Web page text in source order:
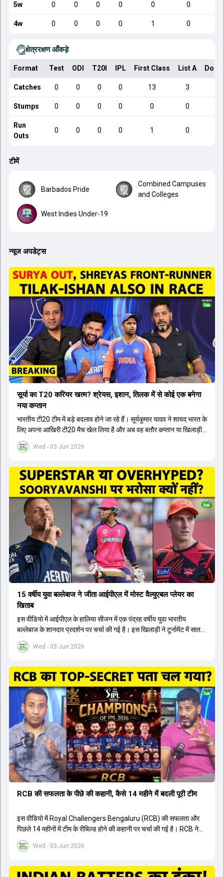
5w 0 0 0 0 0 0
4w 0 0 0 0 1 0
क्षेत्ररक्षण आँकड़े
Format Test ODI T20I IPL First Class List A
Catches 0 0 0 0 13 3
Stumps 0 0 0 0 0 0
Run
Outs
0 0 0 0 1 0
टीमें
Barbados Pride
Combined Campuses
and Colleges
West Indies Under-19
न्यूज अपडेट्स
Wed - 03 Jun 2026
सूर्या का T20 करियर खत्म? श्रेयस, इशान, तिलक में से कोई एक बनेगा
नया कप्तान
भारतीय टी20 टीम में बड़े बदलाव होने जा रहे हैं। सूर्यकुमार यादव ने शायद भारत के
लिए अपना आखिरी टी20 मैच खेल लिया है और अब वह बतौर कप्तान या खिलाड़ी
टीम का हिस्सा नहीं होंगे। आयरलैंड और इंग्लैंड के खिलाफ आगामी टी20 सीरीज के
लिए नए कप्तान की तलाश जारी है। इस रेस में श्रेयस अय्यर सबसे आगे चल रहे
पटेल इस रेस में काफी पीछे हैं, जबकि संजू सैमसन और रजत पाटीदार कप्तानी की
दौड़ से बाहर हैं। आगामी सीरीज के लिए वैभव सूर्यवंशी को तीसरे ओपनर के तौर पर
टीम में शामिल किया जाएगा, जबकि अभिषेक शर्मा और संजू सैमसन पहली पसंद
होंगे। इसके अलावा नीतीश रेड्डी को बतौर ऑलराउंडर ज्यादा मौके मिलेंगे। अजीत
अगरकर की अगुवाई वाली चयन समिति और कोच गौतम गंभीर आगामी टी20 वर्ल्ड
कप और 2028 ओलंपिक के लिए लंबी अवधि का विजन लेकर चल रहे हैं।
Wed - 03 Jun 2026
15 वर्षीय युवा बल्लेबाज ने जीता आईपीएल में मोस्ट वैल्युएबल प्लेयर का
खिताब
इस वीडियो में आईपीएल के हालिया सीजन में एक पंद्रह वर्षीय युवा भारतीय
बल्लेबाज के शानदार प्रदर्शन पर चर्चा की गई है। इस खिलाड़ी ने टूर्नामेंट में सात
सौ छिहत्तर रन बनाकर ऑरेंज कैप और मोस्ट वैल्युएबल प्लेयर का खिताब अपने नाम
किया है। वीडियो में बताया गया है कि ऑस्ट्रेलियाई टीम के वर्तमान कप्तान और
ऑस्ट्रेलियाई कप्तान के अनुसार, शुरुआत में लोगों को इस खिलाड़ी के प्रदर्शन पर
संदेह था, लेकिन अब उसने खुद को एक बेहतरीन बल्लेबाज साबित कर दिया है जो
गेंद को बाउंड्री के काफी पार मारने की क्षमता रखता है। वहीं, इंग्लैंड के पूर्व कप्तान
ने कहा कि टूर्नामेंट जीतने वाली टीम के अलावा इस सीजन की सबसे बड़ी बात इस
युवा खिलाड़ी का प्रदर्शन रहा है, जिसे देखने के लिए स्टेडियम में भारी भीड़ उमड़ती
थी। शानदार प्रदर्शन के बाद इस युवा खिलाड़ी को श्रीलंका में होने वाली
त्रिकोणीय सीरीज के लिए इंडिया ए टीम में भी शामिल कर लिया गया है।
Wed - 03 Jun 2026
RCB की सफलता के पीछे की कहानी, कैसे 14 महीने में बदली पूरी टीम
इस वीडियो में Royal Challengers Bengaluru (RCB) की सफलता और
पिछले 14 महीनों में टीम के रीबिल्ड होने की कहानी पर चर्चा की गई है। RCB ने
अपनी पुरानी गलतियों को स्वीकार करते हुए एक नया रिसेट बटन दबाया। टीम
मैनेजमेंट में Mo Bobat, Andy Flower, Dinesh Karthik और एनालिस्ट
के तहत Bhuvneshwar Kumar, Krunal Pandya और Rasikh Salam